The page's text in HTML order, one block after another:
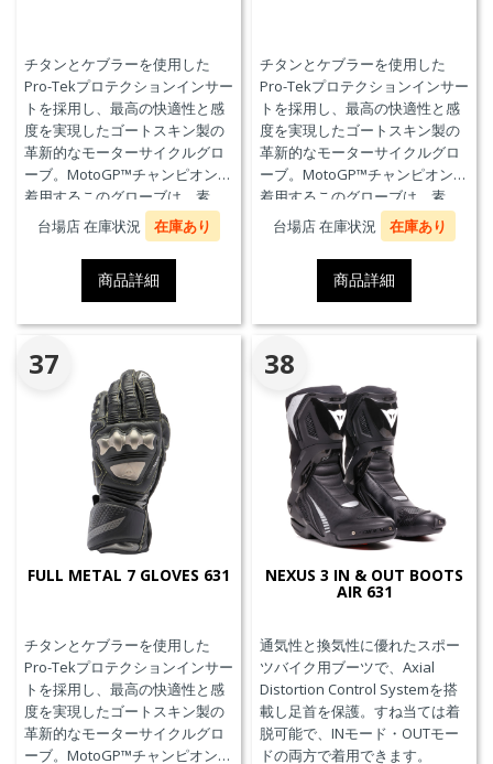
チタンとケブラーを使用した
Pro-Tekプロテクションインサー
トを採用し、最高の快適性と感
度を実現したゴートスキン製の
革新的なモーターサイクルグロ
ーブ。MotoGP™チャンピオンが
着用するこのグローブは、素
材、快適性、プロテクションに
おいて、優れたパフォーマンス
のためにダイネーゼテクノロジ
ーの真髄を表現しています。
台場店 在庫状況 在庫あり
商品詳細
チタンとケブラーを使用した
Pro-Tekプロテクションインサー
トを採用し、最高の快適性と感
度を実現したゴートスキン製の
革新的なモーターサイクルグロ
ーブ。MotoGP™チャンピオンが
着用するこのグローブは、素
材、快適性、プロテクションに
おいて、優れたパフォーマンス
のためにダイネーゼテクノロジ
ーの真髄を表現しています。
台場店 在庫状況 在庫あり
商品詳細
37
FULL METAL 7 GLOVES 631
チタンとケブラーを使用した
Pro-Tekプロテクションインサー
トを採用し、最高の快適性と感
度を実現したゴートスキン製の
革新的なモーターサイクルグロ
ーブ。MotoGP™チャンピオンが
38
NEXUS 3 IN & OUT BOOTS
AIR 631
通気性と換気性に優れたスポー
ツバイク用ブーツで、Axial
Distortion Control Systemを搭
載し足首を保護。すね当ては着
脱可能で、INモード・OUTモー
ドの両方で着用できます。